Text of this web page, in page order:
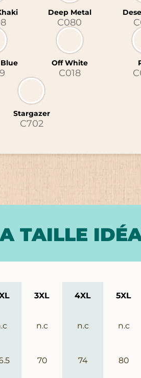
Deep Metal
C080
Off White
C018
Stargazer
C702
TAILLE
3XL 4XL 5XL
n.c n.c n.c
70 74 80